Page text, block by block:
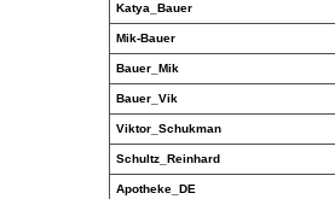
Katya_Bauer
Mik-Bauer
Bauer_Mik
Bauer_Vik
Viktor_Schukman
Schultz_Reinhard
Apotheke_DE